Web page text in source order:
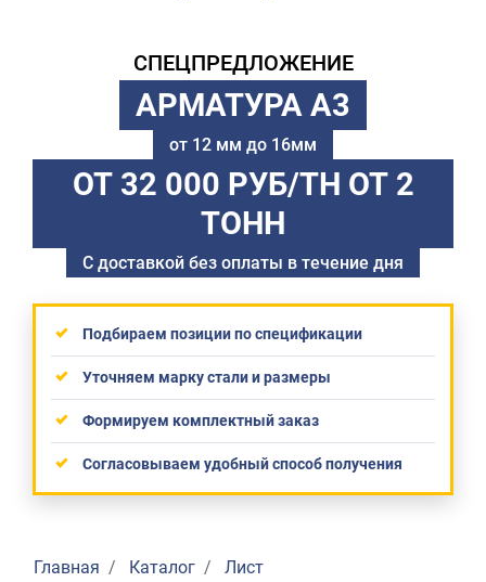
СПЕЦПРЕДЛОЖЕНИЕ
АРМАТУРА А3
от 12 мм до 16мм
ОТ 32 000 РУБ/ТН ОТ 2
ТОНН
С доставкой без оплаты в течение дня
Подбираем позиции по спецификации
Уточняем марку стали и размеры
Формируем комплектный заказ
Согласовываем удобный способ получения
Главная Каталог
Лист